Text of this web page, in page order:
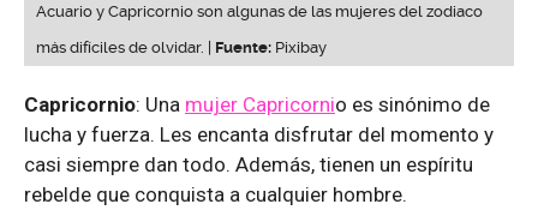
Acuario y Capricornio son algunas de las mujeres del zodiaco
más difíciles de olvidar. | Fuente: Pixibay
Capricornio: Una mujer Capricornio es sinónimo de
lucha y fuerza. Les encanta disfrutar del momento y
casi siempre dan todo. Además, tienen un espíritu
rebelde que conquista a cualquier hombre.